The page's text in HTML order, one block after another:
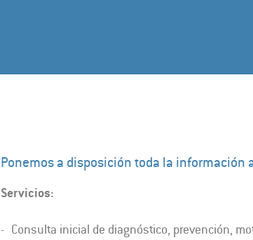
Ponemos a disposición toda la
Servicios:
​- Consulta inicial de diagnóstico, prevención,